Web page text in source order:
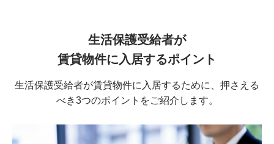
生活保護受給者が
賃貸物件に入居するポイント
生活保護受給者が賃貸物件に入居するために、押さえる
べき3つのポイントをご紹介します。